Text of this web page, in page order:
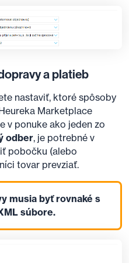
a platieb
nastaviť, ktoré spôsoby
Marketplace
v ponuke ako jeden zo
odber, je potrebné v
pobočku (alebo
tovar prevziať.
musia byť rovnaké s
súbore.